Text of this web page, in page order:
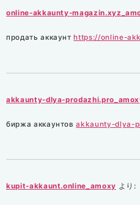
online-akkaunty-
продать аккаунт https://online-
akkaunty-dlya-
биржа аккаунтовakkaunty-dlya-
kupit-akkaunt.online_amoxy より: